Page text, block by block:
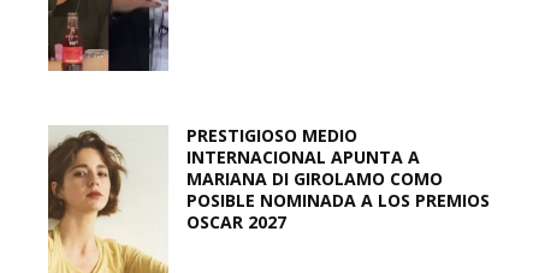
PRESTIGIOSO MEDIO
INTERNACIONAL APUNTA A
MARIANA DI GIROLAMO COMO
POSIBLE NOMINADA A LOS PREMIOS
OSCAR 2027